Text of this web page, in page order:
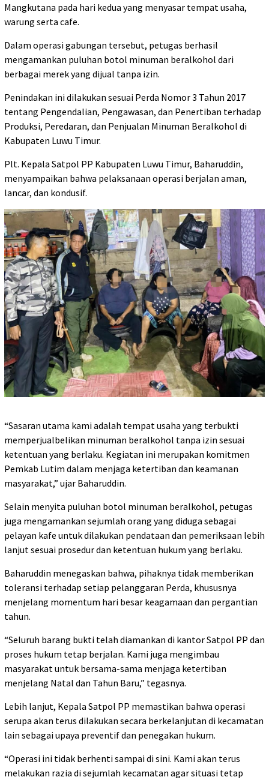
Mangkutana pada hari kedua yang menyasar tempat usaha,
warung serta cafe.
Dalam operasi gabungan tersebut, petugas berhasil
mengamankan puluhan botol minuman beralkohol dari
berbagai merek yang dijual tanpa izin.
Penindakan ini dilakukan sesuai Perda Nomor 3 Tahun 2017
tentang Pengendalian, Pengawasan, dan Penertiban terhadap
Produksi, Peredaran, dan Penjualan Minuman Beralkohol di
Kabupaten Luwu Timur.
Plt. Kepala Satpol PP Kabupaten Luwu Timur, Baharuddin,
menyampaikan bahwa pelaksanaan operasi berjalan aman,
lancar, dan kondusif.
“Sasaran utama kami adalah tempat usaha yang terbukti
memperjualbelikan minuman beralkohol tanpa izin sesuai
ketentuan yang berlaku. Kegiatan ini merupakan komitmen
Pemkab Lutim dalam menjaga ketertiban dan keamanan
masyarakat,” ujar Baharuddin.
Selain menyita puluhan botol minuman beralkohol, petugas
juga mengamankan sejumlah orang yang diduga sebagai
pelayan kafe untuk dilakukan pendataan dan pemeriksaan lebih
lanjut sesuai prosedur dan ketentuan hukum yang berlaku.
Baharuddin menegaskan bahwa, pihaknya tidak memberikan
toleransi terhadap setiap pelanggaran Perda, khususnya
menjelang momentum hari besar keagamaan dan pergantian
tahun.
“Seluruh barang bukti telah diamankan di kantor Satpol PP dan
proses hukum tetap berjalan. Kami juga mengimbau
masyarakat untuk bersama-sama menjaga ketertiban
menjelang Natal dan Tahun Baru,” tegasnya.
Lebih lanjut, Kepala Satpol PP memastikan bahwa operasi
serupa akan terus dilakukan secara berkelanjutan di kecamatan
lain sebagai upaya preventif dan penegakan hukum.
“Operasi ini tidak berhenti sampai di sini. Kami akan terus
melakukan razia di sejumlah kecamatan agar situasi tetap